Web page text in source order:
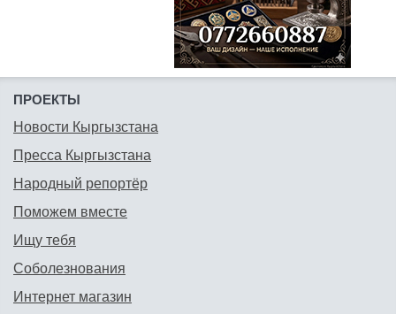
ПРОЕКТЫ
Новости Кыргызстана
Пресса Кыргызстана
Народный репортёр
Поможем вместе
Ищу тебя
Соболезнования
Интернет магазин